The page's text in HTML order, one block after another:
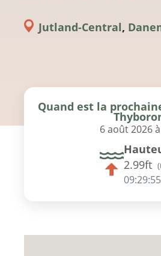
Jutland-Central,
Quand est la
6 août 2026
2.99ft (
09:29:55